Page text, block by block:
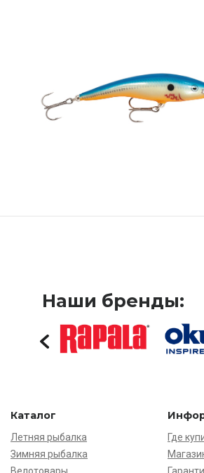
Наши бренды:
Каталог
Летняя рыбалка
Зимняя рыбалка
Велотовары
Где